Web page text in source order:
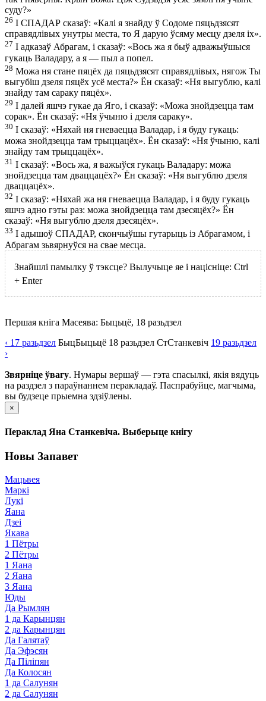
суду?»
26 І СПАДАР сказаў: «Калі я знайду ў Содоме пяцьдзясят
справядлівых унутры места, то Я дарую ўсяму месцу дзеля іх».
27 І адказаў Абрагам, і сказаў: «Вось жа я быў адважыўшыся
гукаць Валадару, а я — пыл а попел.
28 Можа ня стане пяцёх да пяцьдзясят справядлівых, нягож Ты
выгубіш дзеля пяцёх усё места?» Ён сказаў: «Ня выгублю, калі
знайду там сараку пяцёх».
29 І далей яшчэ гукае да Яго, і сказаў: «Можа знойдзецца там
сорак». Ён сказаў: «Ня ўчыню і дзеля сараку».
30 І сказаў: «Няхай ня гневаецца Валадар, і я буду гукаць:
можа знойдзецца там трыццацёх». Ён сказаў: «Ня ўчыню, калі
знайду там трыццацёх».
31 І сказаў: «Вось жа, я важыўся гукаць Валадару: можа
знойдзецца там дваццацёх?» Ён сказаў: «Ня выгублю дзеля
дваццацёх».
32 І сказаў: «Няхай жа ня гневаецца Валадар, і я буду гукаць
яшчэ адно гэты раз: можа знойдзецца там дзесяцёх?» Ён
сказаў: «Ня выгублю дзеля дзесяцёх».
33 І адышоў СПАДАР, скончыўшы гутарыць із Абрагамом, і
Абрагам зьвярнуўся на свае месца.
Знайшлі памылку ў тэксце? Вылучыце яе і націсніце: Ctrl
+ Enter
Першая кніга Масеява: Быцьцё, 18 разьдзел
‹ 17 разьдзел БыцБыцьцё 18 разьдзел СтСтанкевіч 19 разьдзел
›
Звярніце ўвагу. Нумары вершаў — гэта спасылкі, якія вядуць
на раздзел з параўнаннем перакладаў. Паспрабуйце, магчыма,
вы будзеце прыемна здзіўлены.
×
Пераклад Яна Станкевіча. Выберыце кнігу
Новы Запавет
Мацьвея
Маркі
Лукі
Яана
Дзеі
Якава
1 Пётры
2 Пётры
1 Яана
2 Яана
3 Яана
Юды
Да Рымлян
1 да Карынцян
2 да Карынцян
Да Галятаў
Да Эфэсян
Да Піліпян
Да Колосян
1 да Салунян
2 да Салунян